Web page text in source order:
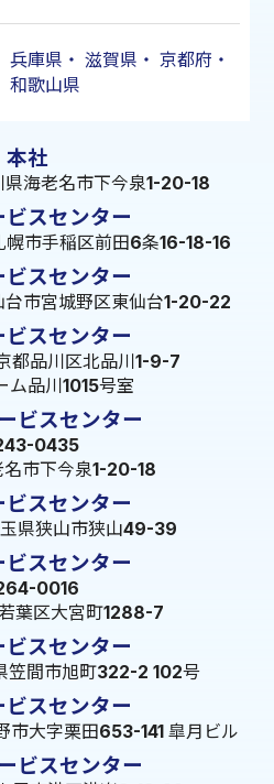
兵庫県 ・ 滋賀県 ・ 京都府 ・
和歌山県
本社
海老名市下今泉1-20-18
スセンター
市手稲区前田6条16-18-16
スセンター
市宮城野区東仙台1-20-22
ビスセンター
都品川区北品川1-9-7
ム品川1015号室
ビスセンター
0435
市下今泉1-20-18
スセンター
県狭山市狭山49-39
スセンター
0016
葉区大宮町1288-7
スセンター
笠間市旭町322-2 102号
ビスセンター
大字栗田653-141 皐月ビル
ビスセンター